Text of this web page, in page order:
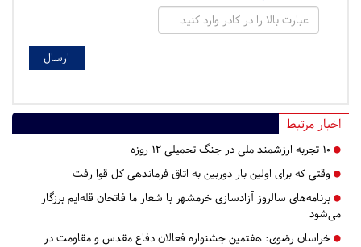
اخبار مرتبط
۱۰ تجربه ارزشمند ملی در جنگ تحمیلی ۱۲ روزه
وقتی که برای اولین بار دوربین به اتاق فرماندهی کل قوا رفت
برنامه‌های سالروز آزادسازی خرمشهر با شعار ما فاتحان قله‌ایم برزگار
می‌شود
خراسان رضوی: هفتمین جشنواره فعالان دفاع مقدس و مقاومت در